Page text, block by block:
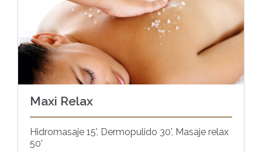
Maxi Relax
Hidromasaje 15', Dermopulido 30', Masaje relax
50'